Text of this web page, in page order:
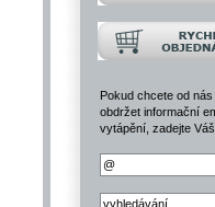
Pokud chcete od
obdržet informační
vytápění, zadejte